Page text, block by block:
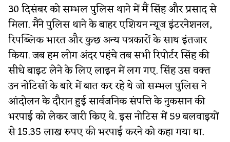
30 दिसंबर को सम्भल पुलिस थाने में मैं सिंह और प्रसाद से
मिला. मैंने पुलिस थाने के बाहर एशियन न्यूज इंटरनेशनल,
रिपब्लिक भारत और कुछ अन्य पत्रकारों के साथ इंतजार
किया. जब हम लोग अंदर पहंचे तब सभी रिपोर्टर सिंह की
सीधे बाइट लेने के लिए लाइन में लग गए. सिंह उस वक्त
उन नोटिसों के बारे में बात कर रहे थे जो सम्भल पुलिस ने
आंदोलन के दौरान हुई सार्वजनिक संपत्ति के नुकसान की
भरपाई को लेकर जारी किए थे. इस नोटिस में 59 बलवाइयों
से 15.35 लाख रुपए की भरपाई करने को कहा गया था.